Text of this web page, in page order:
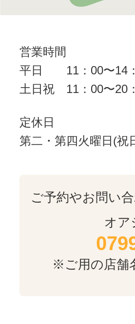
営業時間
平日
11：00〜14
土日祝
11：00〜20
定休日
第二・第四火曜日(
ご予約やお問い
オア
※ご用の店舗